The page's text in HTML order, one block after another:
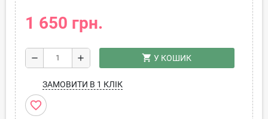
1 650 грн.
remove add shopping_cart У КОШИК
ЗАМОВИТИ В 1 КЛІК
favorite_border